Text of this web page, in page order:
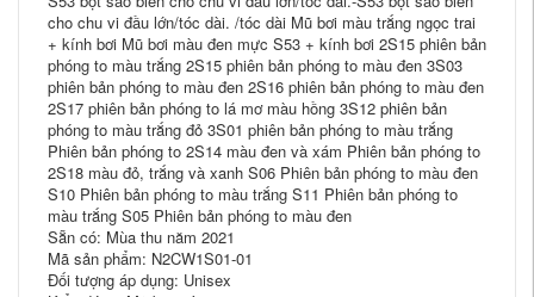
cho chu vi đầu lớn/tóc dài. /tóc dài Mũ bơi màu trắng ngọc trai
+ kính bơi Mũ bơi màu đen mực S53 + kính bơi 2S15 phiên bản
phóng to màu trắng 2S15 phiên bản phóng to màu đen 3S03
phiên bản phóng to màu đen 2S16 phiên bản phóng to màu đen
2S17 phiên bản phóng to lá mơ màu hồng 3S12 phiên bản
phóng to màu trắng đỏ 3S01 phiên bản phóng to màu trắng
Phiên bản phóng to 2S14 màu đen và xám Phiên bản phóng to
2S18 màu đỏ, trắng và xanh S06 Phiên bản phóng to màu đen
S10 Phiên bản phóng to màu trắng S11 Phiên bản phóng to
màu trắng S05 Phiên bản phóng to màu đen
Sẵn có: Mùa thu năm 2021
Mã sản phẩm: N2CW1S01-01
Đối tượng áp dụng: Unisex